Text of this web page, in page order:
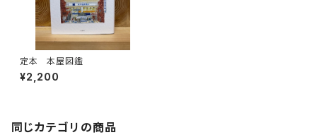
定本 本屋図鑑
¥2,200
同じカテゴリの商品